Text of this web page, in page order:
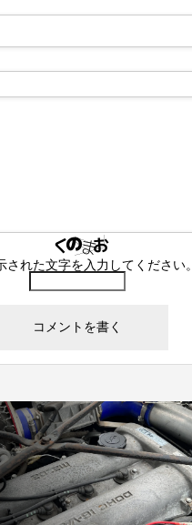
された文字を入力してください。